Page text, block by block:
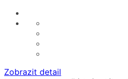
Zobrazit detail